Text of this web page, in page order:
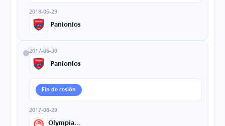
2018-06-29
Panionios
2017-06-30
Panionios
Fin de cesión
2017-08-29